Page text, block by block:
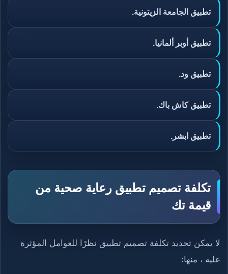
تطبيق الجامعة الزيتونية.
تطبيق أوبر ألمانيا.
تطبيق ود.
تطبيق كاش باك.
تطبيق ابشر.
تكلفة تصميم تطبيق رعاية صحية من
قيمة تك
لا يمكن تحديد تكلفة تصميم تطبيق نظرًا للعوامل المؤثرة
عليه ، منها: